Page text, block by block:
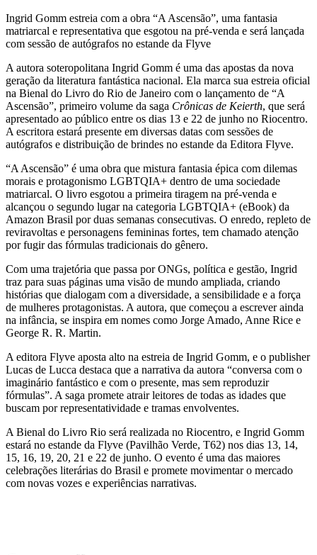
Ingrid Gomm estreia com a obra “A Ascensão”, uma fantasia
matriarcal e representativa que esgotou na pré-venda e será lançada
com sessão de autógrafos no estande da Flyve
A autora soteropolitana Ingrid Gomm é uma das apostas da nova
geração da literatura fantástica nacional. Ela marca sua estreia oficial
na Bienal do Livro do Rio de Janeiro com o lançamento de “A
Ascensão”, primeiro volume da saga Crônicas de Keierth, que será
apresentado ao público entre os dias 13 e 22 de junho no Riocentro.
A escritora estará presente em diversas datas com sessões de
autógrafos e distribuição de brindes no estande da Editora Flyve.
“A Ascensão” é uma obra que mistura fantasia épica com dilemas
morais e protagonismo LGBTQIA+ dentro de uma sociedade
matriarcal. O livro esgotou a primeira tiragem na pré-venda e
alcançou o segundo lugar na categoria LGBTQIA+ (eBook) da
Amazon Brasil por duas semanas consecutivas. O enredo, repleto de
reviravoltas e personagens femininas fortes, tem chamado atenção
por fugir das fórmulas tradicionais do gênero.
Com uma trajetória que passa por ONGs, política e gestão, Ingrid
traz para suas páginas uma visão de mundo ampliada, criando
histórias que dialogam com a diversidade, a sensibilidade e a força
de mulheres protagonistas. A autora, que começou a escrever ainda
na infância, se inspira em nomes como Jorge Amado, Anne Rice e
George R. R. Martin.
A editora Flyve aposta alto na estreia de Ingrid Gomm, e o publisher
Lucas de Lucca destaca que a narrativa da autora “conversa com o
imaginário fantástico e com o presente, mas sem reproduzir
fórmulas”. A saga promete atrair leitores de todas as idades que
buscam por representatividade e tramas envolventes.
A Bienal do Livro Rio será realizada no Riocentro, e Ingrid Gomm
estará no estande da Flyve (Pavilhão Verde, T62) nos dias 13, 14,
15, 16, 19, 20, 21 e 22 de junho. O evento é uma das maiores
celebrações literárias do Brasil e promete movimentar o mercado
com novas vozes e experiências narrativas.